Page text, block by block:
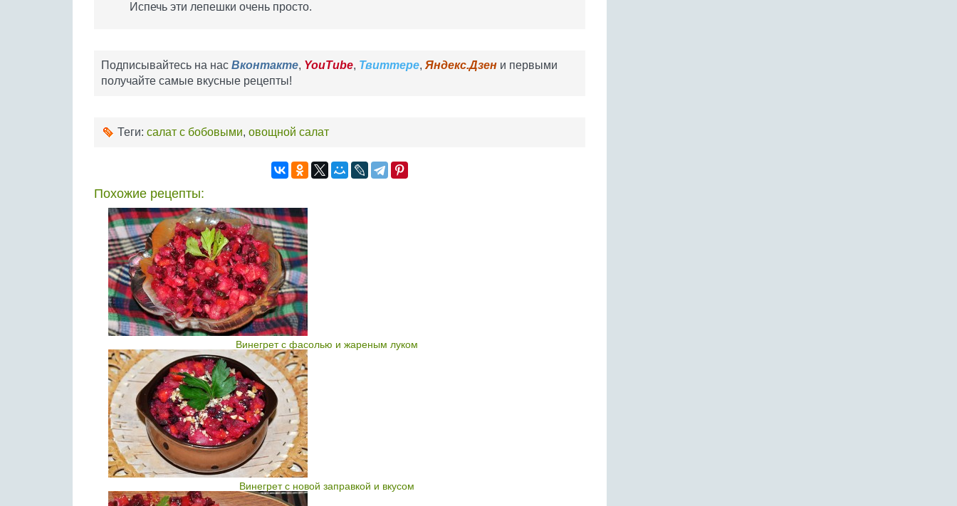
Испечь эти лепешки очень просто.
Подписывайтесь на нас Вконтакте, YouTube, Твиттере, Яндекс.Дзен и первыми
получайте самые вкусные рецепты!
Теги: салат с бобовыми, овощной салат
Похожие рецепты:
Винегрет с фасолью и жареным луком
Винегрет с новой заправкой и вкусом